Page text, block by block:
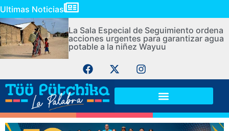
Ultimas Noticias
La Sala Especial de Seguimiento ordena
acciones urgentes para garantizar agua
potable a la niñez Wayuu